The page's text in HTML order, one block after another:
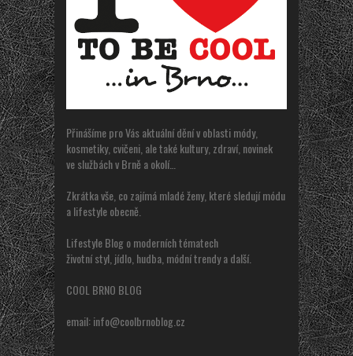
Přinášíme pro Vás aktuální dění v oblasti módy,
kosmetiky, cvičeni, ale také kultury, zdraví, novinek
ve službách v Brně a okolí…
Zkrátka vše, co zajímá mladé ženy, které sledují módu
a lifestyle obecně.
Lifestyle Blog o moderních tématech
životní styl, jídlo, hudba, módní trendy a další.
COOL BRNO BLOG
email:info@coolbrnoblog.cz